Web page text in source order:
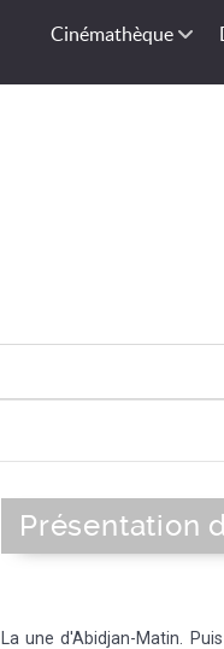
Cinémathèque
Présentation
La une d'Abidjan-Matin.